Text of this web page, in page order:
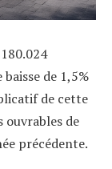
de 1,5%
de cette
ouvrables de
précédente.